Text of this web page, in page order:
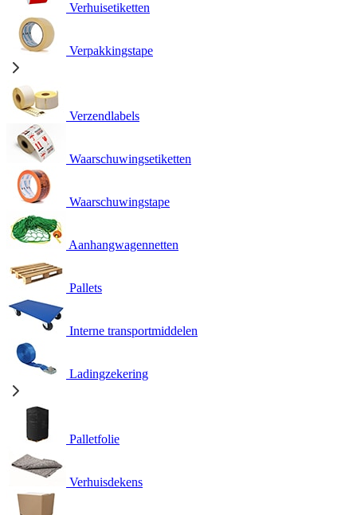
Verhuisetiketten
Verpakkingstape
Verzendlabels
Waarschuwingsetiketten
Waarschuwingstape
Aanhangwagennetten
Pallets
Interne transportmiddelen
Ladingzekering
Palletfolie
Verhuisdekens